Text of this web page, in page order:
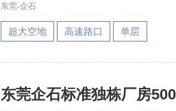
东莞-企石
超大空地 高速路口 单层
东莞企石标准独栋厂房